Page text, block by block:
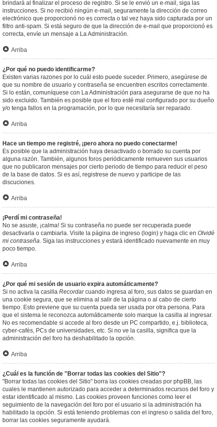
brindará al finalizar el proceso de registro. Si se le envió un e-mail, siga las
instrucciones. Si no recibió ningún e-mail, seguramente la dirección de correo
electrónico que proporcionó no es correcta o tal vez haya sido capturada por un
filtro anti-spam. Si está seguro de que la dirección de e-mail que proporcionó es
correcta, envíe un mensaje a La Administración.
Arriba
¿Por qué no puedo identificarme?
Existen varias razones por lo cuál esto puede suceder. Primero, asegúrese de
que su nombre de usuario y contraseña se encuentren escritos correctamente.
Si lo están, comuníquese con La Administración para asegurarse de que no ha
sido excluido. También es posible que el foro esté mal configurado por su dueño
y/o tenga fallos en la programación, por lo que necesitaría ser reparado.
Arriba
Hace un tiempo me registré, ¡pero ahora no puedo conectarme!
Es posible que la administración haya desactivado o borrado su cuenta por
alguna razón. También, algunos foros periódicamente remueven sus usuarios
que no publicaron mensajes por cierto periodo de tiempo para reducir el peso
de la base de datos. Si es así, registrese de nuevo y participe de las
discuciones.
Arriba
¡Perdí mi contraseña!
No se asuste, ¡calma! Si su contraseña no puede ser recuperada puede
desactivarla o cambiarla. Visite la página de ingreso (login) y haga clic en Olvidé
mi contraseña. Siga las instrucciones y estará identificado nuevamente en muy
poco tiempo.
Arriba
¿Por qué mi sesión de usuario expira automáticamente?
Si no activa la casilla Recordarcuando ingresa al foro, sus datos se guardan en
una cookie segura, que se elimina al salir de la página o al cabo de cierto
tiempo. Esto previene que su cuenta pueda ser usada por otra persona. Para
que el sistema le reconozca automáticamente solo marque la casilla al ingresar.
No es recomendable si accede al foro desde un PC compartido, e.j. biblioteca,
cyber-cafés, PCs de universidades, etc. Si no ve la casilla, significa que la
administración del foro ha deshabilitado la opción.
Arriba
¿Cuál es la función de "Borrar todas las cookies del Sitio"?
"Borrar todas las cookies del Sitio" borra las cookies creadas por phpBB, las
cuales le mantienen autorizado para acceder a determinados recursos del foro y
estar identificado al mismo. Las cookies proveen funciones como leer el
seguimiento de la navegación del foro por el usuario si la administración ha
habilitado la opción. Si está teniendo problemas con el ingreso o salida del foro,
borrar las cookies seguramente ayudará.